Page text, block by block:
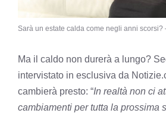
Sarà un estate calda come negli anni scorsi?
Ma il caldo non durerà a lungo?
intervistato in esclusiva da
cambierà presto: “In realtà non ci
cambiamenti per tutta la prossima